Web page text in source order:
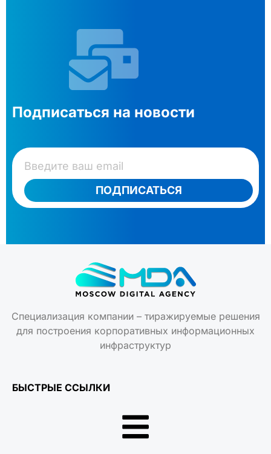
Подписаться на новости
ПОДПИСАТЬСЯ
Специализация компании – тиражируемые решения
для построения корпоративных информационных
инфраструктур
БЫСТРЫЕ ССЫЛКИ